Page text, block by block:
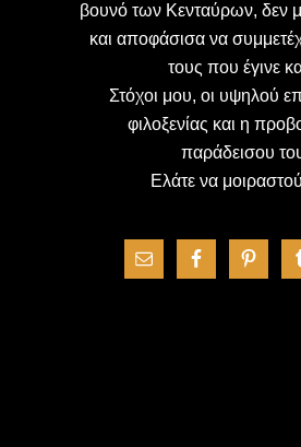
βουνό των Κενταύρων, δεν
και αποφάσισα να
τους που έγινε
Στόχοι μου, οι υψηλού
φιλοξενίας και η
παράδεισου
Ελάτε να